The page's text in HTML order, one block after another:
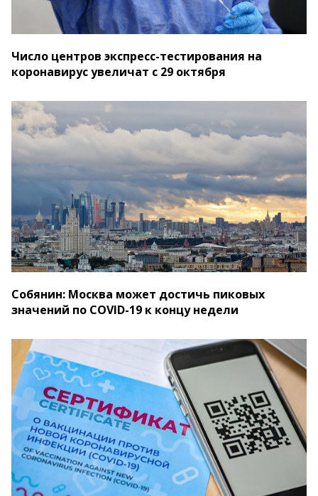
Число центров экспресс-тестирования на
коронавирус увеличат с 29 октября
Собянин: Москва может достичь пиковых
значений по COVID-19 к концу недели